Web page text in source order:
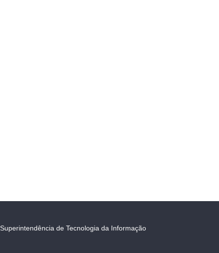
Superintendência de Tecnologia da Informação